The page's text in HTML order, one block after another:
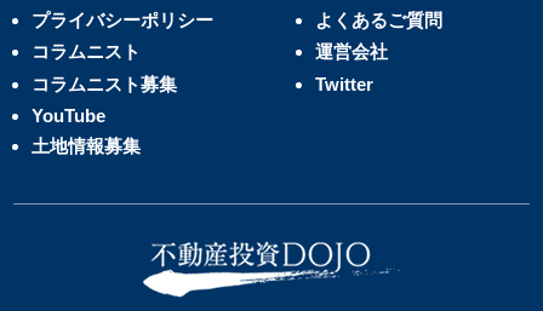
プライバシーポリシー
よくあるご質問
コラムニスト
コラムニスト募集
運営会社
Twitter
YouTube
土地情報募集